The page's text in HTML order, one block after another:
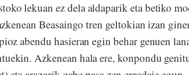
lekuan ez dela aldaparik eta betiko
Beasaingo tren geltokian izan
abendu hasieran egin behar genuen
Azkenean hala ere, konpondu